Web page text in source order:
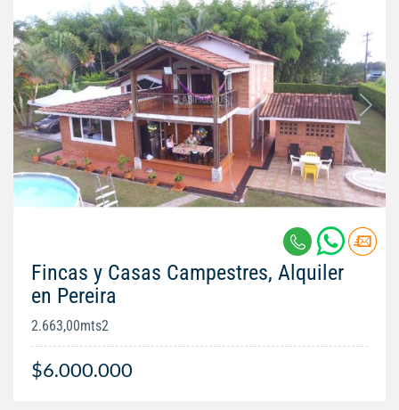
Fincas y Casas Campestres, Alquiler
en Pereira
2.663,00mts2
$6.000.000